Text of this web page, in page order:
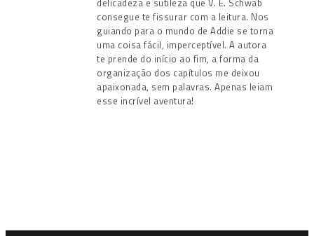
consegue te fissurar com a leitura. Nos
guiando para o mundo de Addie se torna
uma coisa fácil, imperceptível. A autora
te prende do início ao fim, a forma da
organização dos capítulos me deixou
apaixonada, sem palavras. Apenas leiam
esse incrível aventura!